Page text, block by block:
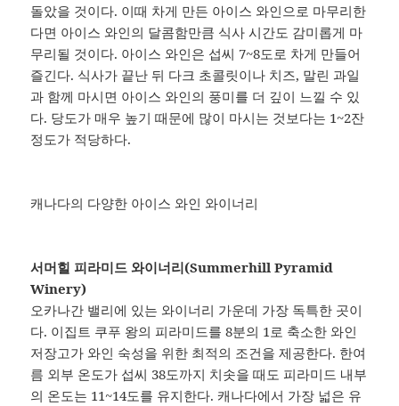
돌았을 것이다. 이때 차게 만든 아이스 와인으로 마무리한
다면 아이스 와인의 달콤함만큼 식사 시간도 감미롭게 마
무리될 것이다. 아이스 와인은 섭씨 7~8도로 차게 만들어
즐긴다. 식사가 끝난 뒤 다크 초콜릿이나 치즈, 말린 과일
과 함께 마시면 아이스 와인의 풍미를 더 깊이 느낄 수 있
다. 당도가 매우 높기 때문에 많이 마시는 것보다는 1~2잔
정도가 적당하다.
캐나다의 다양한 아이스 와인 와이너리
서머힐 피라미드 와이너리(Summerhill Pyramid
Winery)
오카나간 밸리에 있는 와이너리 가운데 가장 독특한 곳이
다. 이집트 쿠푸 왕의 피라미드를 8분의 1로 축소한 와인
저장고가 와인 숙성을 위한 최적의 조건을 제공한다. 한여
름 외부 온도가 섭씨 38도까지 치솟을 때도 피라미드 내부
의 온도는 11~14도를 유지한다. 캐나다에서 가장 넓은 유